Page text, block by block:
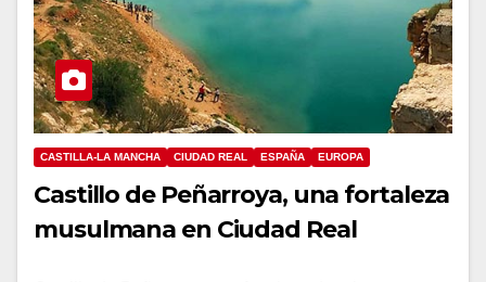
CASTILLA-LA MANCHA CIUDAD REAL ESPAÑA EUROPA
Castillo de Peñarroya, una fortaleza
musulmana en Ciudad Real